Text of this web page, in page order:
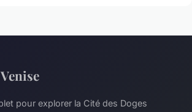
pour explorer la Cité des Doges